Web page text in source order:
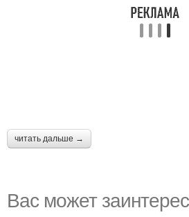
читать дальше →
Вас может